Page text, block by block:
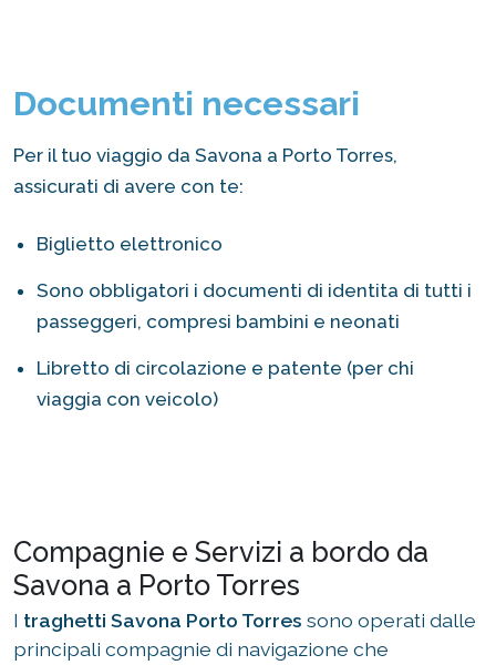
Documenti necessari
Per il tuo viaggio da Savona a Porto Torres,
assicurati di avere con te:
Biglietto elettronico
Sono obbligatori i documenti di identita di tutti i
passeggeri, compresi bambini e neonati
Libretto di circolazione e patente (per chi
viaggia con veicolo)
Compagnie e Servizi a bordo da
Savona a Porto Torres
I traghetti Savona Porto Torres sono operati dalle
principali compagnie di navigazione che